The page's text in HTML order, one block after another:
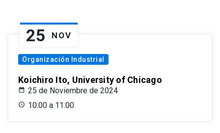
25 NOV
Organización Industrial
Koichiro Ito, University of Chicago
25 de Noviembre de 2024
10:00 a 11:00